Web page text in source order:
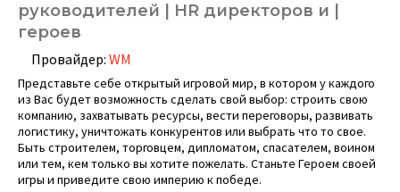
руководителей | HR директоров и |
героев
Провайдер: WM
Представьте себе открытый игровой мир, в котором у каждого
из Вас будет возможность сделать свой выбор: строить свою
компанию, захватывать ресурсы, вести переговоры, развивать
логистику, уничтожать конкурентов или выбрать что то свое.
Быть строителем, торговцем, дипломатом, спасателем, воином
или тем, кем только вы хотите пожелать. Станьте Героем своей
игры и приведите свою империю к победе.